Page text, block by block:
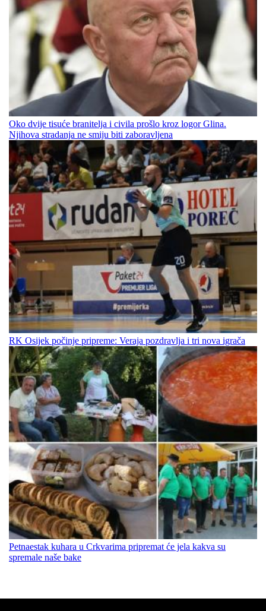
Oko dvije tisuće branitelja i civila prošlo kroz logor Glina.
Njihova stradanja ne smiju biti zaboravljena
RK Osijek počinje pripreme: Veraja pozdravlja i tri nova igrača
Petnaestak kuhara u Crkvarima pripremat će jela kakva su
spremale naše bake